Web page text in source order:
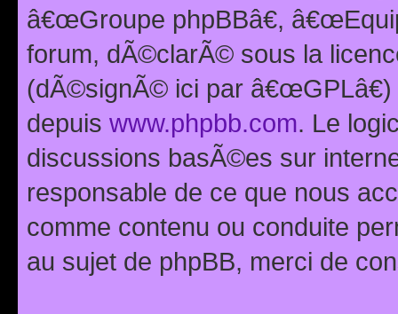
â€œGroupe phpBBâ€,
forum, dÃ©clarÃ© sous la
(dÃ©signÃ© ici par
depuis www.phpbb.com. Le
discussions basÃ©es sur
responsable de ce que nous
comme contenu ou conduite
au sujet de phpBB, merci de